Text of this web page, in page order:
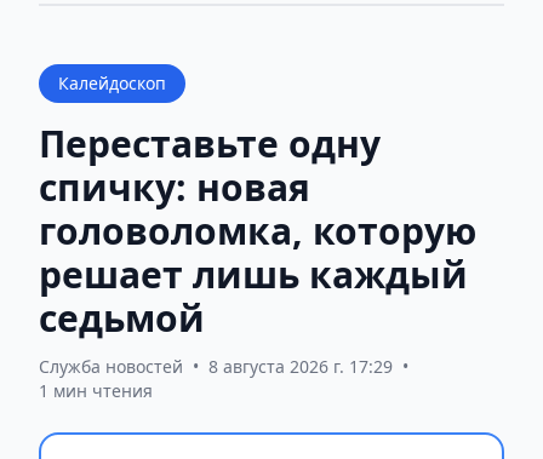
Калейдоскоп
Переставьте одну
спичку: новая
головоломка, которую
решает лишь каждый
седьмой
Служба новостей • 8 августа 2026 г. 17:29 •
1 мин чтения